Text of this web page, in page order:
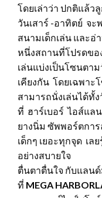
โดยเล่าว่า ปกติแล้ว
วันเสาร์ -อาทิตย์ จะ
สนามเด็กเล่น และ
หนึ่งสถานที่โปรดขอ
เล่นแบ่งเป็นโซนตาม
เคียงกัน โดยเฉพาะ
สามารถนั่งเล่นได้ทั้
ที่ ฮาร์เบอร์ ไอส์แล
ยางนิ่ม ซัพพอร์ตกา
เด็กๆ เยอะทุกจุด เ
อย่างสบายใจ
ตื่นตาตื่นใจ กับแลน
ที่ MEGA